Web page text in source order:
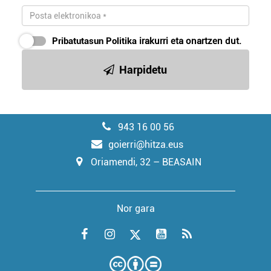
Pribatutasun Politika irakurri eta onartzen dut.
Harpidetu
943 16 00 56
goierri@hitza.eus
Oriamendi, 32 – BEASAIN
Nor gara